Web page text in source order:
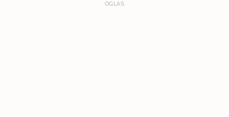
OGLAS